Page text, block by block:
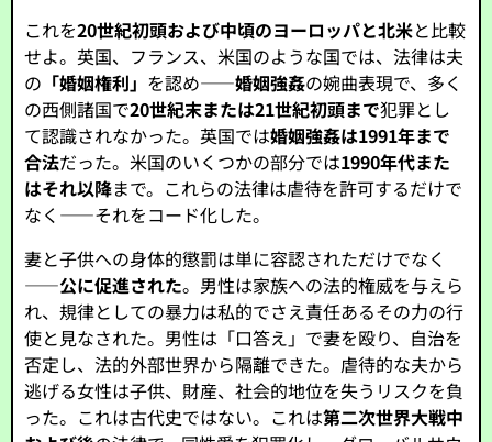
これを20世紀初頭および中頃のヨーロッパと北米と比較
せよ。英国、フランス、米国のような国では、法律は夫
の 「婚姻権利」 を認め——婚姻強姦の婉曲表現で、多く
の西側諸国で20世紀末または21世紀初頭まで犯罪とし
て認識されなかった。英国では婚姻強姦は1991年まで
合法だった。米国のいくつかの部分では1990年代また
はそれ以降まで。これらの法律は虐待を許可するだけで
なく——それをコード化した。
妻と子供への身体的懲罰は単に容認されただけでなく
——公に促進された。男性は家族への法的権威を与えら
れ、規律としての暴力は私的でさえ責任あるその力の行
使と見なされた。男性は「口答え」で妻を殴り、自治を
否定し、法的外部世界から隔離できた。虐待的な夫から
逃げる女性は子供、財産、社会的地位を失うリスクを負
った。これは古代史ではない。これは第二次世界大戦中